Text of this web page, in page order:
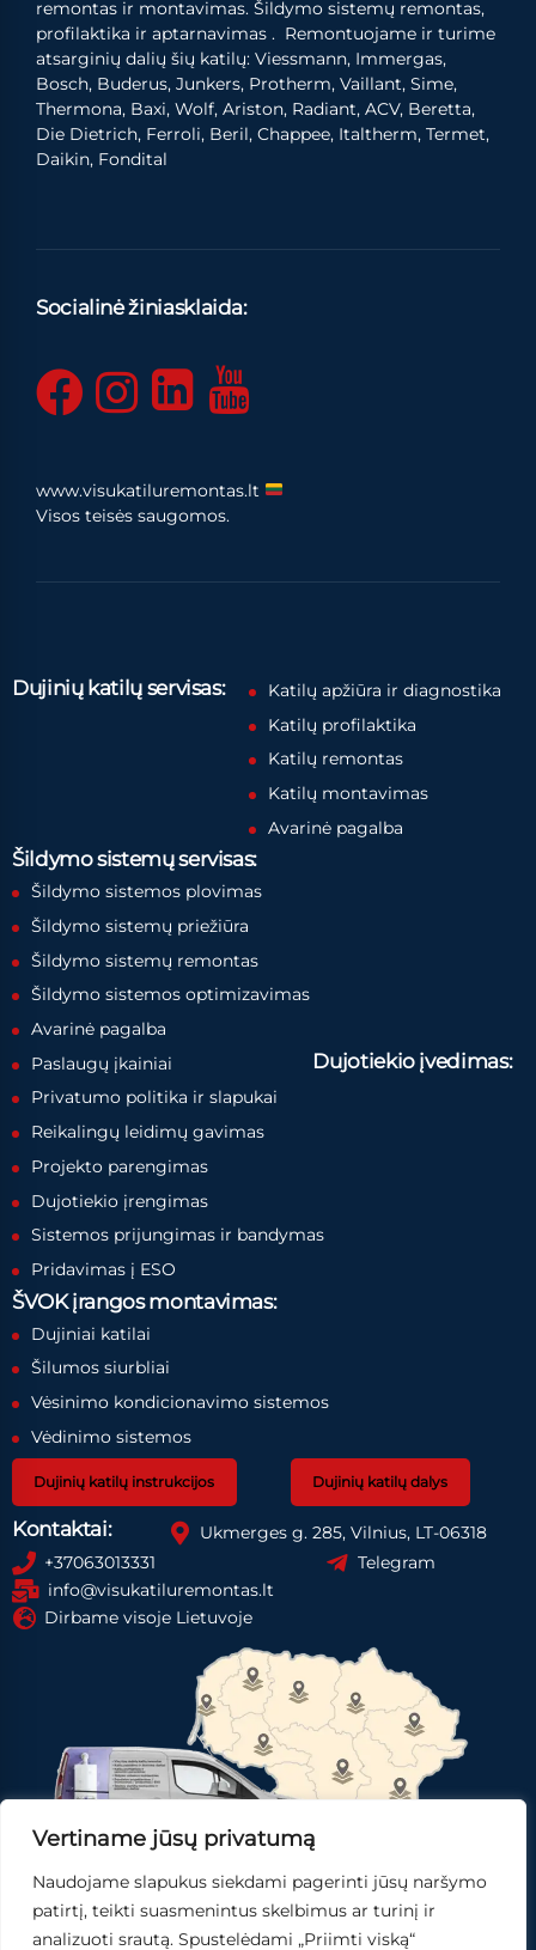
Vertiname jūsų privatumą
Naudojame slapukus siekdami pagerinti jūsų naršymo
patirtį, teikti suasmenintus skelbimus ar turinį ir
analizuoti srautą. Spustelėdami „Priimti viską“
remontas ir montavimas. Šildymo sistemų remontas,
profilaktika ir aptarnavimas . Remontuojame ir turime
atsarginių dalių šių katilų: Viessmann, Immergas,
Bosch, Buderus, Junkers, Protherm, Vaillant, Sime,
Thermona, Baxi, Wolf, Ariston, Radiant, ACV, Beretta,
Die Dietrich, Ferroli, Beril, Chappee, Italtherm, Termet,
Daikin, Fondital
Socialinė žiniasklaida:
www.visukatiluremontas.lt
Visos teisės saugomos.
Dujinių katilų servisas:
Katilų apžiūra ir diagnostika
Katilų profilaktika
Katilų remontas
Katilų montavimas
Avarinė pagalba
Šildymo sistemų servisas:
Šildymo sistemos plovimas
Šildymo sistemų priežiūra
Šildymo sistemų remontas
Šildymo sistemos optimizavimas
Avarinė pagalba
Paslaugų įkainiai
Privatumo politika ir slapukai
Dujotiekio įvedimas:
Reikalingų leidimų gavimas
Projekto parengimas
Dujotiekio įrengimas
Sistemos prijungimas ir bandymas
Pridavimas į ESO
ŠVOK įrangos montavimas:
Dujiniai katilai
Šilumos siurbliai
Vėsinimo kondicionavimo sistemos
Vėdinimo sistemos
Dujinių katilų instrukcijos Dujinių katilų dalys
Kontaktai:
Ukmerges g. 285, Vilnius, LT-06318
+37063013331
Telegram
info@visukatiluremontas.lt
Dirbame visoje Lietuvoje
Registruotis paslaugai Gauti pasiūlymą